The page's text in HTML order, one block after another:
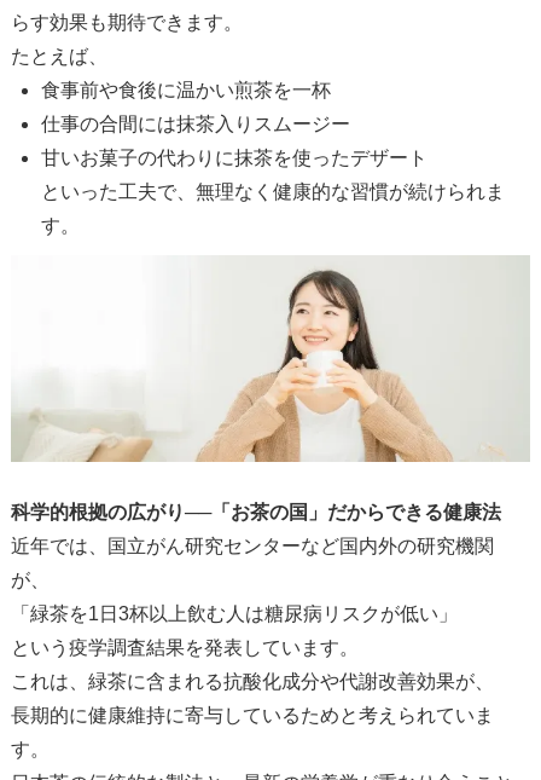
らす効果も期待できます。
たとえば、
食事前や食後に温かい煎茶を一杯
仕事の合間には抹茶入りスムージー
甘いお菓子の代わりに抹茶を使ったデザート
といった工夫で、無理なく健康的な習慣が続けられま
す。
科学的根拠の広がり──「お茶の国」だからできる健康法
近年では、国立がん研究センターなど国内外の研究機関
が、
「緑茶を1日3杯以上飲む人は糖尿病リスクが低い」
という疫学調査結果を発表しています。
これは、緑茶に含まれる抗酸化成分や代謝改善効果が、
長期的に健康維持に寄与しているためと考えられていま
す。